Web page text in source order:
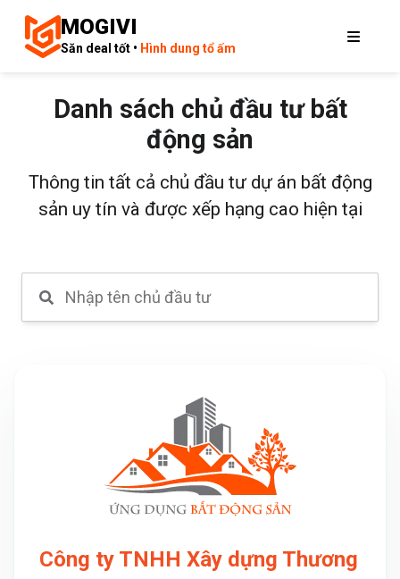
MOGIVI
Săn deal tốt • Hình dung tổ ấm
Danh sách chủ đầu tư bất
động sản
Thông tin tất cả chủ đầu tư dự án bất động
sản uy tín và được xếp hạng cao hiện tại
Công ty TNHH Xây dựng Thương